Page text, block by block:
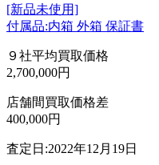
[新品未使用]
付属品:内箱 外箱 保証書
９社平均買取価格
2,700,000円
店舗間買取価格差
400,000円
査定日:2022年12月19日